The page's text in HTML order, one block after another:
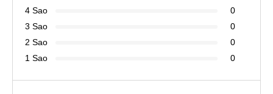
4 Sao
0
3 Sao
0
2 Sao
0
1 Sao
0